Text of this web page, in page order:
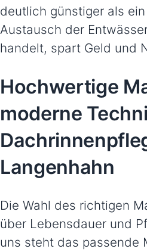
deutlich günstiger als
Austausch der
handelt, spart Geld und
Hochwertige
moderne
Langenhahn
Die Wahl des richtigen
über Lebensdauer und
uns steht das passende